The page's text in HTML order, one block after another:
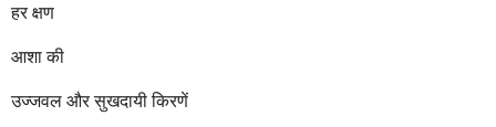
हर क्षण
आशा की
उज्जवल और सुखदायी किरणें